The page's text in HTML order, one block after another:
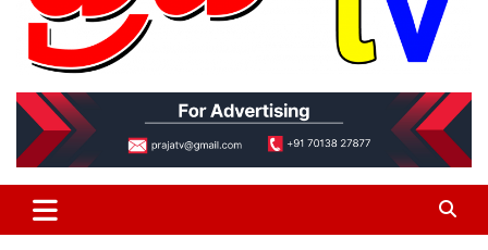
prajaatv.com